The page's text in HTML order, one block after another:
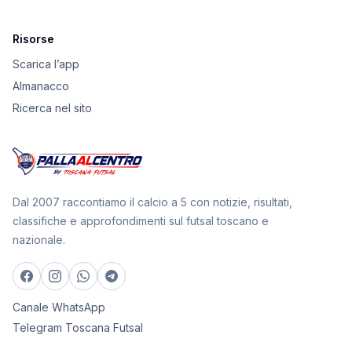
Risorse
Scarica l’app
Almanacco
Ricerca nel sito
Dal 2007 raccontiamo il calcio a 5 con notizie, risultati,
classifiche e approfondimenti sul futsal toscano e
nazionale.
Canale WhatsApp
Telegram Toscana Futsal